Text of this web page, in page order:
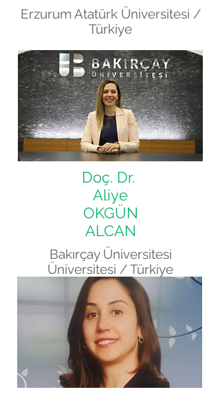
Erzurum Atatürk Üniversitesi /
Türkiye
Doç. Dr.
Aliye
OKGÜN
ALCAN
Bakırçay Üniversitesi
Üniversitesi /Türkiye